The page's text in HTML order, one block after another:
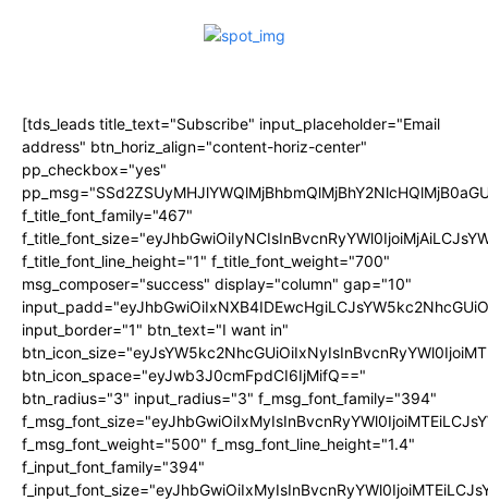
[tds_leads title_text="Subscribe" input_placeholder="Email
address" btn_horiz_align="content-horiz-center"
pp_checkbox="yes"
f_title_font_family="467"
f_title_font_line_height="1" f_title_font_weight="700"
msg_composer="success" display="column" gap="10"
input_border="1" btn_text="I want in"
btn_icon_space="eyJwb3J0cmFpdCI6IjMifQ=="
btn_radius="3" input_radius="3" f_msg_font_family="394"
f_msg_font_weight="500" f_msg_font_line_height="1.4"
f_input_font_family="394"